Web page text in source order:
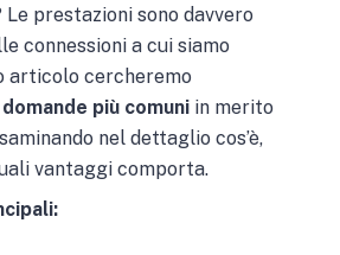
prestazioni sono davvero
connessioni a cui siamo
articolo cercheremo
domande più comuni in merito
nel dettaglio cos’è,
vantaggi comporta.